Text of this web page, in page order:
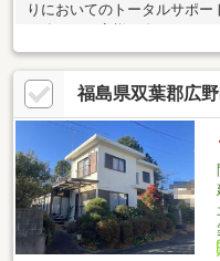
りにおいてのトータルサポー
す。・スタッフ一同、誠心
験知識が豊富なスタッフが
す。・お問合せを受けてか
す。・その他物件情報も多
ください。
福島県双葉郡広